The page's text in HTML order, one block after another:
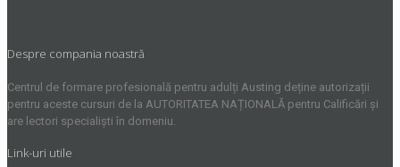
Despre compania noastră
Centrul de formare profesională pentru adulți Austing deține autorizații
pentru aceste cursuri de la AUTORITATEA NAȚIONALĂ pentru Calificări și
are lectori specialiști în domeniu.
Link-uri utile